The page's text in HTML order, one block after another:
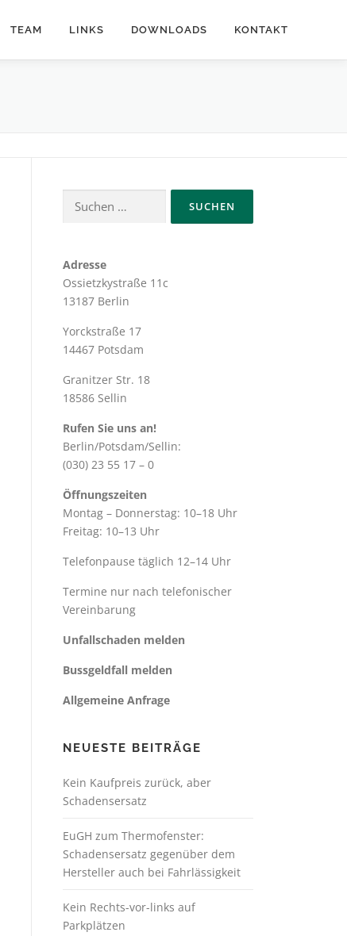
TEAM LINKS DOWNLOADS KONTAKT
Suchen
nach:
Adresse
Ossietzkystraße 11c
13187 Berlin
Yorckstraße 17
14467 Potsdam
Granitzer Str. 18
18586 Sellin
Rufen Sie uns an!
Berlin/Potsdam/Sellin:
(030) 23 55 17 – 0
Öffnungszeiten
Montag – Donnerstag: 10–18 Uhr
Freitag: 10–13 Uhr
Telefonpause täglich 12–14 Uhr
Termine nur nach telefonischer
Vereinbarung
Unfallschaden melden
Bussgeldfall melden
Allgemeine Anfrage
NEUESTE BEITRÄGE
Kein Kaufpreis zurück, aber
Schadensersatz
EuGH zum Thermofenster:
Schadensersatz gegenüber dem
Hersteller auch bei Fahrlässigkeit
Kein Rechts-vor-links auf
Parkplätzen